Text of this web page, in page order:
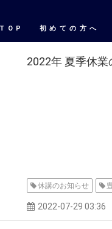
TOP 初めての⽅へ
2022年 夏季休
休講のお知らせ
2022-07-29 03:36